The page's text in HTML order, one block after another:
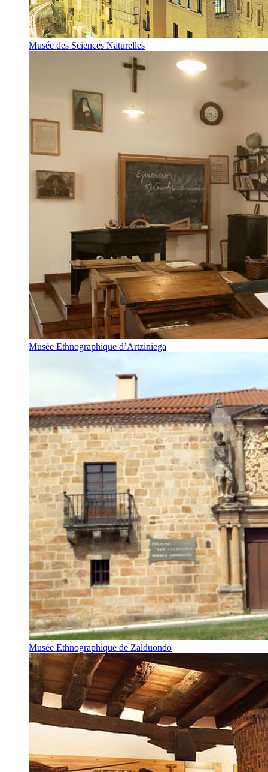
Musée des Sciences Naturelles
Musée Ethnographique d’Artziniega
Musée Ethnographique de Zalduondo